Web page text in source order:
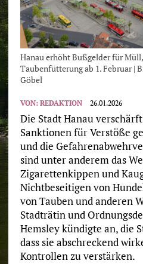
Hanau erhöht Bußgelder für
Taubenfütterung ab 1. Februar |
Göbel
VON: REDAKTION 26.01.2026
Die Stadt Hanau
Sanktionen für Verstöße
und die
sind unter anderem das
Zigarettenkippen und
Nichtbeseitigen von
von Tauben und anderen
Stadträtin und
Hemsley kündigte an, die
dass sie abschreckend
Kontrollen zu verstärken.